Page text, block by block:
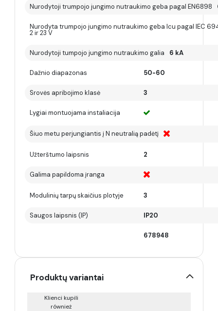
Nurodytoji trumpojo jungimo nutraukimo geba pagal EN6898
Nurodyta trumpojo jungimo nutraukimo geba Icu pagal IEC
2 ir 23 V
Nurodytoji tumpojo jungimo nutraukimo galia 6 kA
Dažnio diapazonas 50-60
Srovės apribojimo klasė 3
Lygiai montuojama instaliacija
Šiuo metu perjungiantis į N neutralią padėtį
Užterštumo laipsnis 2
Galima papildoma įranga
Modulinių tarpų skaičius plotyje 3
Saugos laipsnis (IP) IP20
678948
Produktų variantai
Klienci kupili
również